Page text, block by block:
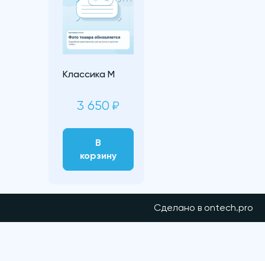
Классика M
3 650 ₽
В
корзину
Сделано в ontech.pro